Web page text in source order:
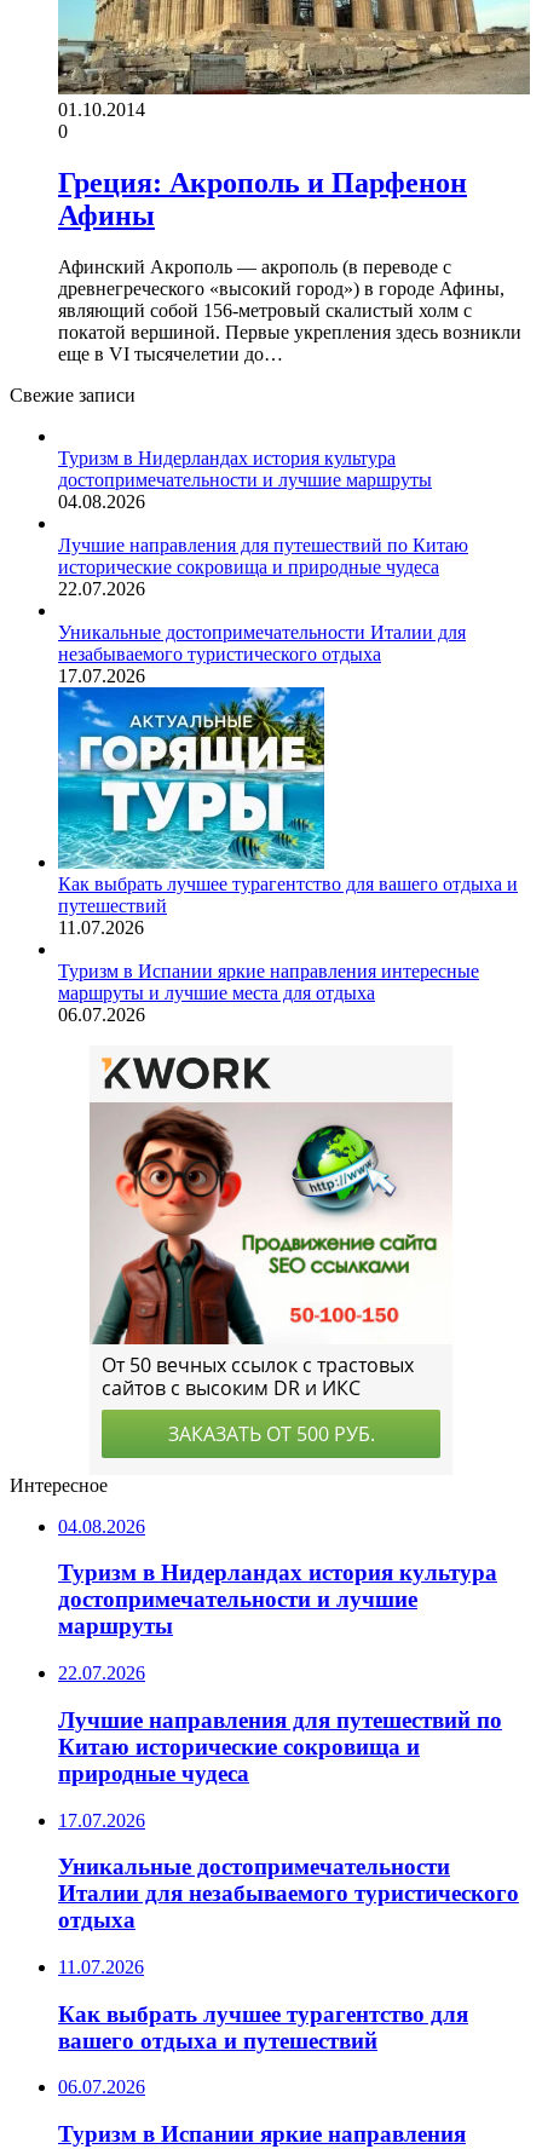
01.10.2014
0
Греция: Акрополь и Парфенон
Афины
Афинский Акрополь — акрополь (в переводе с
древнегреческого «высокий город») в городе Афины,
являющий собой 156-метровый скалистый холм с
покатой вершиной. Первые укрепления здесь возникли
еще в VI тысячелетии до…
Свежие записи
Туризм в Нидерландах история культура
достопримечательности и лучшие маршруты
04.08.2026
Лучшие направления для путешествий по Китаю
исторические сокровища и природные чудеса
22.07.2026
Уникальные достопримечательности Италии для
незабываемого туристического отдыха
17.07.2026
Как выбрать лучшее турагентство для вашего отдыха и
путешествий
11.07.2026
Туризм в Испании яркие направления интересные
маршруты и лучшие места для отдыха
06.07.2026
Интересное
04.08.2026
Туризм в Нидерландах история культура
достопримечательности и лучшие
маршруты
22.07.2026
Лучшие направления для путешествий по
Китаю исторические сокровища и
природные чудеса
17.07.2026
Уникальные достопримечательности
Италии для незабываемого туристического
отдыха
11.07.2026
Как выбрать лучшее турагентство для
вашего отдыха и путешествий
06.07.2026
Туризм в Испании яркие направления